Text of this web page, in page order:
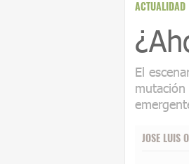
ACTUALIDAD
El
JOSE LUIS